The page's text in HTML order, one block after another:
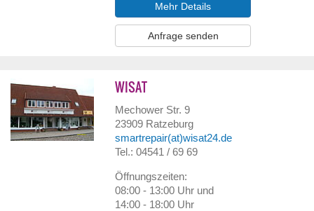
Mehr Details
Anfrage senden
WISAT
Mechower Str. 9
23909 Ratzeburg
smartrepair(at)wisat24.de
Tel.: 04541 / 69 69
Öffnungszeiten:
08:00 - 13:00 Uhr und
14:00 - 18:00 Uhr